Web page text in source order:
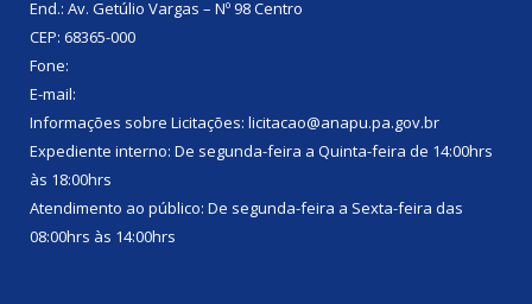
End.: Av. Getúlio Vargas – Nº 98 Centro
CEP: 68365-000
Fone:
E-mail:
Informações sobre Licitações: licitacao@anapu.pa.gov.br
Expediente interno: De segunda-feira a Quinta-feira de 14:00hrs
às 18:00hrs
Atendimento ao público: De segunda-feira a Sexta-feira das
08:00hrs às 14:00hrs